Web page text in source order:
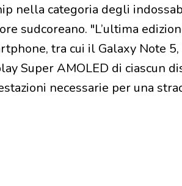
nella categoria degli
sudcoreano. "L’ultima
tra cui il Galaxy Note 5,
Super AMOLED di ciascun
necessarie per una